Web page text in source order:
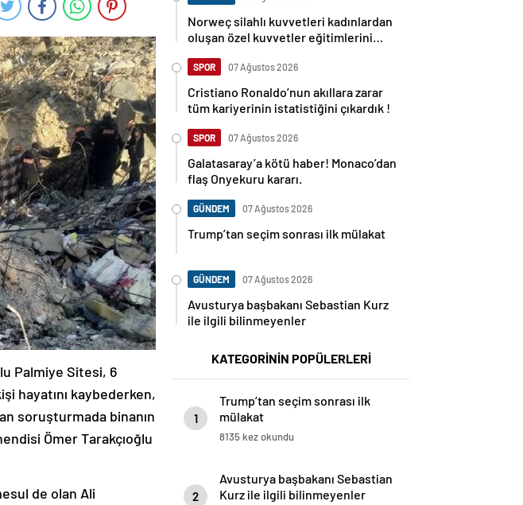
Palmiye Sitesi, 6
hayatını kaybederken,
soruşturmada binanın
Ömer Tarakçıoğlu
de olan Ali
Norweç silahlı kuvvetleri kadınlardan
oluşan özel kuvvetler eğitimlerini
SPOR 07 Ağustos 2026
Cristiano Ronaldo’nun akıllara zarar
tüm kariyerinin istatistiğini çıkardık !
SPOR 07 Ağustos 2026
Galatasaray’a kötü haber! Monaco’dan
flaş Onyekuru kararı.
GÜNDEM 07 Ağustos 2026
Trump’tan seçim sonrası ilk mülakat
GÜNDEM 07 Ağustos 2026
Avusturya başbakanı Sebastian Kurz
ile ilgili bilinmeyenler
KATEGORİNİN POPÜLERLERİ
1
Trump’tan seçim sonrası ilk
mülakat
8135 kez okundu
2
Avusturya başbakanı Sebastian
Kurz ile ilgili bilinmeyenler